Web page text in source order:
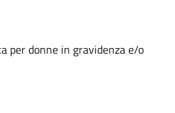
per donne in gravidenza e/o